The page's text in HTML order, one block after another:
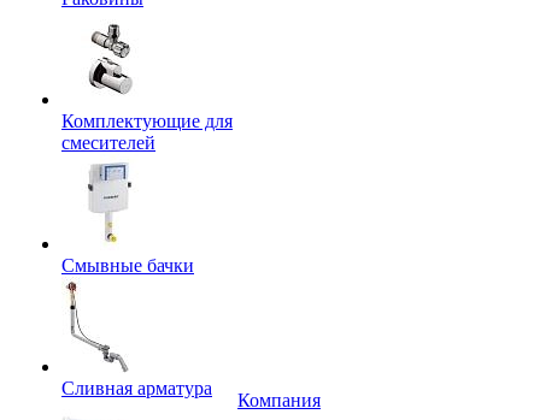
Комплектующие для
смесителей
Смывные бачки
Сливная арматура
Компания